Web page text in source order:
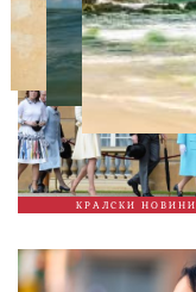
КРАЛСКИ НОВИНИ